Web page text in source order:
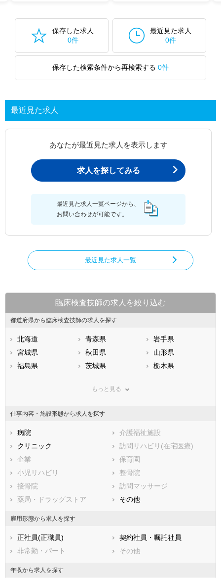
保存した求人
0件
最近見た求人
0件
保存した検索条件から再検索する 0件
最近見た求人
あなたが最近見た求人を表示します
求人を探してみる
最近見た求人一覧ページから、
お問い合わせが可能です。
最近見た求人一覧
臨床検査技師の求人を絞り込む
都道府県から臨床検査技師の求人を探す
北海道 青森県
岩手県
宮城県
秋田県
山形県
福島県
茨城県
栃木県
神奈川県
石川県
福井県
静岡県
三重県
滋賀県
大阪府
兵庫県
鳥取県
広島県
徳島県
香川県
愛媛県
鹿児島県
もっと見る
仕事内容・施設形態から求人を探す
病院
介護福祉施設
クリニック
訪問リハビリ(在宅医療)
企業
保育園
小児リハビリ
整骨院
接骨院
訪問マッサージ
薬局・ドラッグストア
その他
雇用形態から求人を探す
正社員(正職員)
契約社員・嘱託社員
非常勤・パート
その他
年収から求人を探す